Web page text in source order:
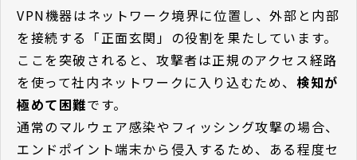
VPN機器はネットワーク境界に位置し、外部と内部
を接続する「正面玄関」の役割を果たしています。
ここを突破されると、攻撃者は正規のアクセス経路
を使って社内ネットワークに入り込むため、 検知が
極めて困難です。
通常のマルウェア感染やフィッシング攻撃の場合、
エンドポイント端末から侵入するため、ある程度セ